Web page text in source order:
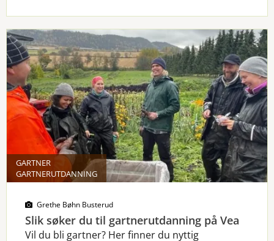
GARTNER
GARTNERUTDANNING
Grethe Bøhn Busterud
Slik søker du til gartnerutdanning på Vea
Vil du bli gartner? Her finner du nyttig